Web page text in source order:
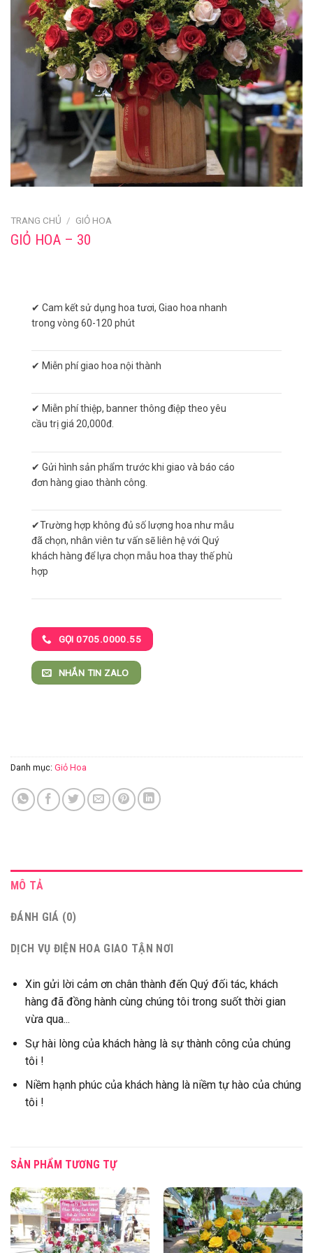
TRANG CHỦ / GIỎ HOA
GIỎ HOA – 30
✔ Cam kết sử dụng hoa tươi, Giao hoa nhanh
trong vòng 60-120 phút
✔ Miễn phí giao hoa nội thành
✔ Miễn phí thiệp, banner thông điệp theo yêu
cầu trị giá 20,000đ.
✔ Gửi hình sản phẩm trước khi giao và báo cáo
đơn hàng giao thành công.
✔Trường hợp không đủ số lượng hoa như mẫu
đã chọn, nhân viên tư vấn sẽ liên hệ với Quý
khách hàng để lựa chọn mẫu hoa thay thế phù
hợp
GỌI 0705.0000.55
NHẮN TIN ZALO
Danh mục: Giỏ Hoa
MÔ TẢ
ĐÁNH GIÁ (0)
DỊCH VỤ ĐIỆN HOA GIAO TẬN NƠI
Xin gửi lời cảm ơn chân thành đến Quý đối tác, khách
hàng đã đồng hành cùng chúng tôi trong suốt thời gian
vừa qua...
Sự hài lòng của khách hàng là sự thành công của chúng
tôi !
Niềm hạnh phúc của khách hàng là niềm tự hào của chúng
tôi !
SẢN PHẨM TƯƠNG TỰ